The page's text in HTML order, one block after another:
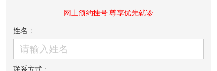
网上预约挂号 尊享优先就诊
姓名：
联系方式：